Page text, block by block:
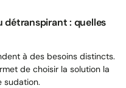
: quelles
à des besoins distincts.
de choisir la solution la
sudation.